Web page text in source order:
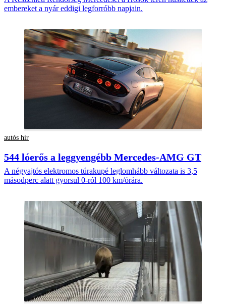
embereket a nyár eddigi legforróbb napjain.
autós hír
544 lóerős a leggyengébb Mercedes-AMG GT
A négyajtós elektromos túrakupé leglomhább változata is 3,5
másodperc alatt gyorsul 0-ról 100 km/órára.